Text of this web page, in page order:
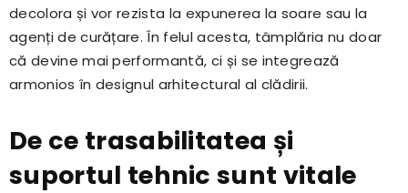
decolora și vor rezista la expunerea la soare sau la
agenți de curățare. În felul acesta, tâmplăria nu doar
că devine mai performantă, ci și se integrează
armonios în designul arhitectural al clădirii.
De ce trasabilitatea și
suportul tehnic sunt vitale